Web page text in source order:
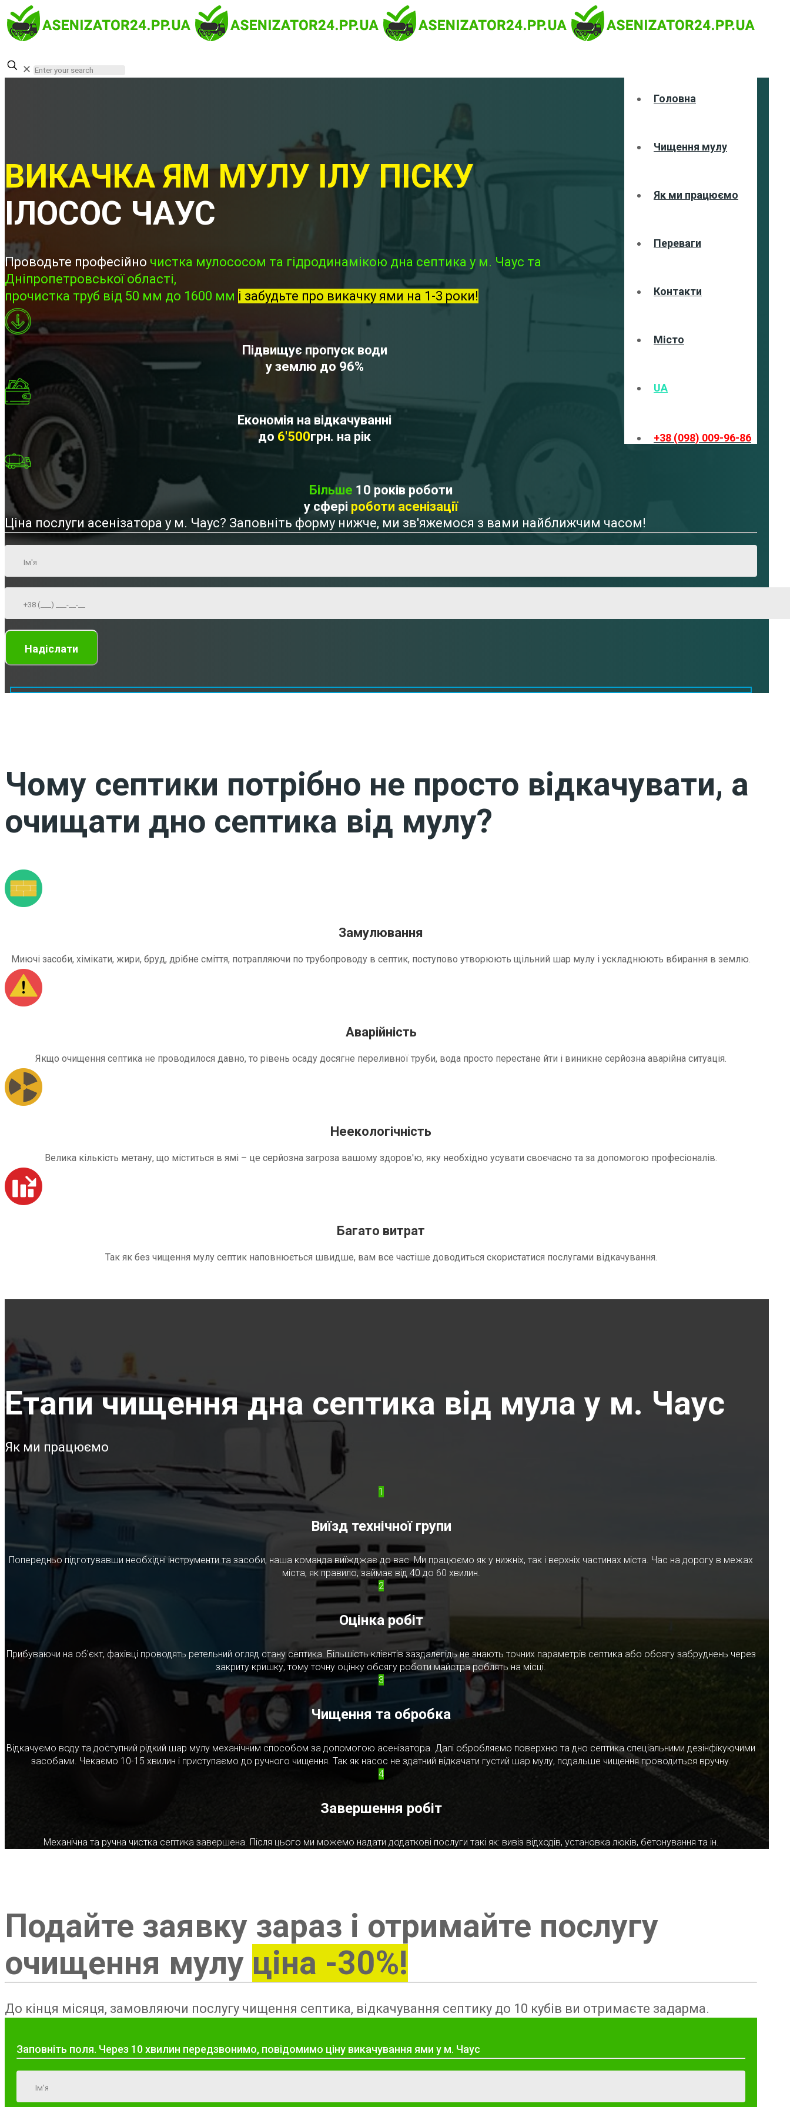
Головна
Чищення мулу
Як ми працюємо
Переваги
Контакти
Місто
UA
+38 (098) 009-96-86
✕
ВИКАЧКА ЯМ МУЛУ ІЛУ ПІСКУ
ІЛОСОС ЧАУС
Проводьте професійно чистка мулососом та гідродинамікою дна септика у м. Чаус та
Дніпропетровської області,
прочистка труб від 50 мм до 1600 мм і забудьте про викачку ями на 1-3 роки!
Підвищує пропуск води
у землю до 96%
Економія на відкачуванні
до 6'500грн. на рік
Більше 10 років роботи
у сфері роботи асенізації
Ціна послуги асенізатора у м. Чаус? Заповніть форму нижче, ми зв'яжемося з вами найближчим часом!
Чому септики потрібно не просто відкачувати, а
очищати дно септика від мулу?
Замулювання
Миючі засоби, хімікати, жири, бруд, дрібне сміття, потрапляючи по трубопроводу в септик, поступово утворюють щільний шар мулу і ускладнюють вбирання в землю.
Аварійність
Якщо очищення септика не проводилося давно, то рівень осаду досягне переливної труби, вода просто перестане йти і виникне серйозна аварійна ситуація.
Неекологічність
Велика кількість метану, що міститься в ямі – це серйозна загроза вашому здоров'ю, яку необхідно усувати своєчасно та за допомогою професіоналів.
Багато витрат
Так як без чищення мулу септик наповнюється швидше, вам все частіше доводиться скористатися послугами відкачування.
Етапи чищення дна септика від мула у м. Чаус
Як ми працюємо
1
Виїзд технічної групи
Попередньо підготувавши необхідні інструменти та засоби, наша команда виїжджає до вас. Ми працюємо як у нижніх, так і верхніх частинах міста. Час на дорогу в межах
міста, як правило, займає від 40 до 60 хвилин.
2
Оцінка робіт
Прибуваючи на об'єкт, фахівці проводять ретельний огляд стану септика. Більшість клієнтів заздалегідь не знають точних параметрів септика або обсягу забруднень через
закриту кришку, тому точну оцінку обсягу роботи майстра роблять на місці.
3
Чищення та обробка
Відкачуємо воду та доступний рідкий шар мулу механічним способом за допомогою асенізатора. Далі обробляємо поверхню та дно септика спеціальними дезінфікуючими
засобами. Чекаємо 10-15 хвилин і приступаємо до ручного чищення. Так як насос не здатний відкачати густий шар мулу, подальше чищення проводиться вручну.
4
Завершення робіт
Механічна та ручна чистка септика завершена. Після цього ми можемо надати додаткові послуги такі як: вивіз відходів, установка люків, бетонування та ін.
Подайте заявку зараз і отримайте послугу
очищення мулу ціна -30%!
До кінця місяця, замовляючи послугу чищення септика, відкачування септику до 10 кубів ви отримаєте задарма.
Заповніть поля. Через 10 хвилин передзвонимо, повідомимо ціну викачування ями у м. Чаус